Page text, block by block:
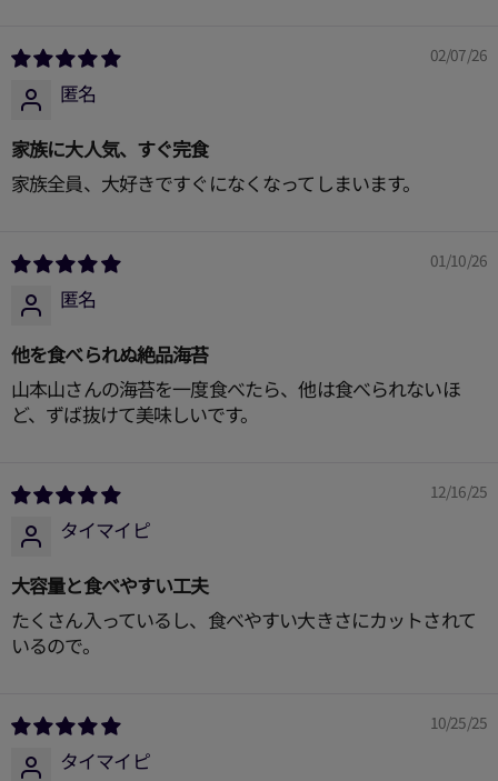
02/07/26
匿名
家族に大人気、すぐ完食
家族全員、大好きですぐになくなってしまいます。
01/10/26
匿名
他を食べられぬ絶品海苔
山本山さんの海苔を一度食べたら、他は食べられないほ
ど、ずば抜けて美味しいです。
12/16/25
タイマイピ
大容量と食べやすい工夫
たくさん入っているし、食べやすい大きさにカットされて
いるので。
10/25/25
タイマイピ